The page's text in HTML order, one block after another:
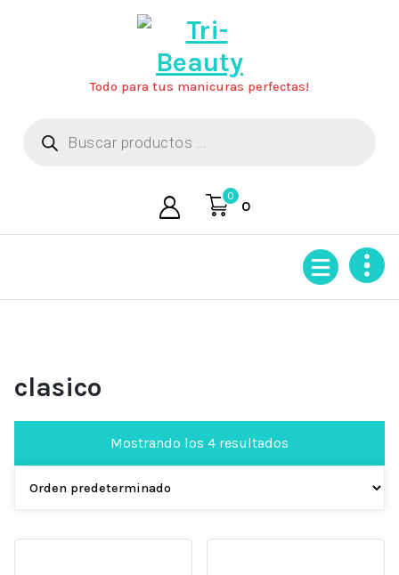
Todo para tus manicuras perfectas!
productos
0
0
clasico
Mostrando los 4 resultados